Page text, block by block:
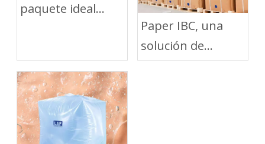
paquete ideal
Paper IBC, una
solución de
embalaje verde